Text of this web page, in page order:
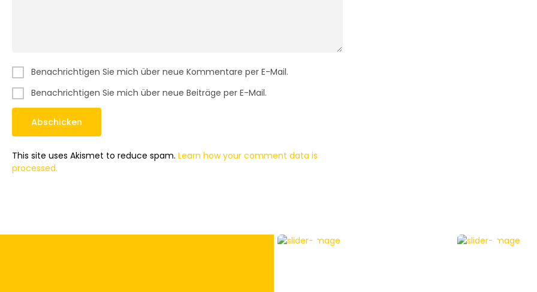
Benachrichtigen Sie mich über neue Kommentare per E-Mail.
Benachrichtigen Sie mich über neue Beiträge per E-Mail.
This site uses Akismet to reduce spam. Learn how your comment data is
processed.
APPLE
APPLE